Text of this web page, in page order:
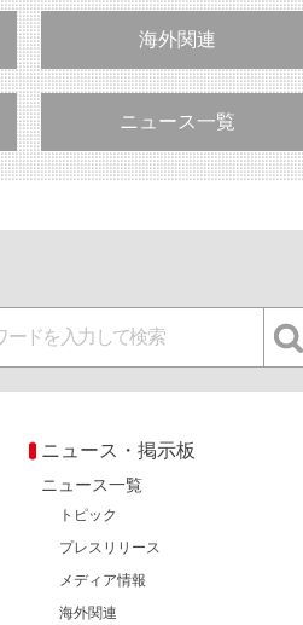
海外関連
ニュース一覧
ニュース・掲示板
ニュース一覧
トピック
プレスリリース
メディア情報
海外関連